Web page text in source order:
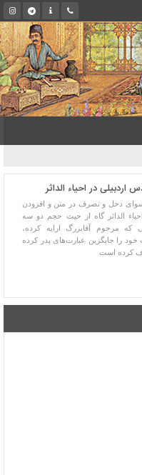
کتابخانه ملی
در احیاء الداثر
دخل و تصرف در متن و افزودن
الداثر گاه از حیث حجم دو سه
که مرحوم آقابزرگ ارایه کرده،
را جایگزین عبارت‌های پدر کرده
کرده است